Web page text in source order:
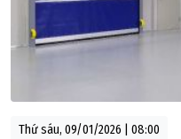
Thứ sáu, 09/01/2026 | 08:00